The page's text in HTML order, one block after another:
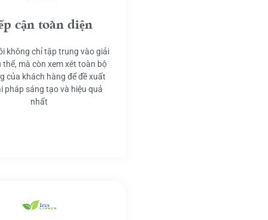
cận toàn diện
không chỉ tập trung vào giải
thể, mà còn xem xét toàn bộ
của khách hàng để đề xuất
pháp sáng tạo và hiệu quả
nhất